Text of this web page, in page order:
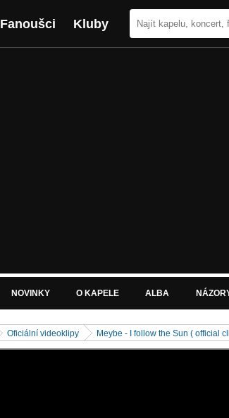
Fanoušci Kluby
NOVINKY O KAPELE ALBA
Oficiální videoklipy Meybe - I follow the Sun ( official